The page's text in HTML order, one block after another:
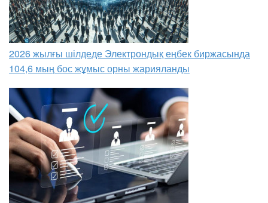
2026 жылғы шілдеде Электрондық еңбек биржасында
104,6 мың бос жұмыс орны жарияланды